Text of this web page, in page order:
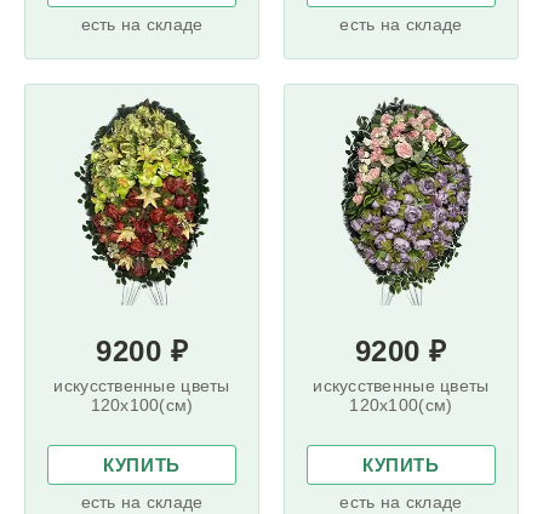
есть на складе есть на складе
9200 ₽
искусственные цветы
120x100(см)
КУПИТЬ
есть на складе
9200 ₽
искусственные цветы
120x100(см)
КУПИТЬ
есть на складе